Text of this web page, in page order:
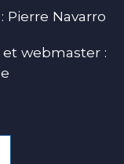
Pierre Navarro
webmaster :